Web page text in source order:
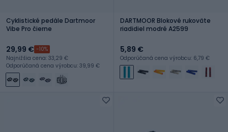
Cyklistické pedále Dartmoor
Vibe Pro čierne
29,99 € -10%
Najnižšia cena: 33,29 €
Odporúčaná cena výrobcu: 39,99 €
DARTMOOR Blokové rukoväte
riadidiel modré A2599
5,89 €
Odporúčaná cena výrobcu: 6,79 €